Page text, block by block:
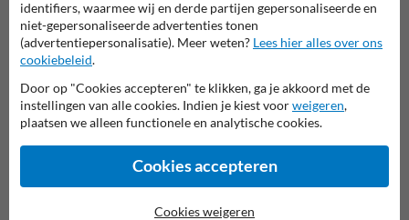
Neem contact op met onze productspecialist
Matthias!
We zijn vandaag tot 17.00 telefonisch bereikbaar voor
al je vragen over onze producten en diensten.
Chat met ons online
identifiers, waarmee wij en derde partijen gepersonaliseerde en
niet-gepersonaliseerde advertenties tonen
(advertentiepersonalisatie). Meer weten? Lees hier alles over ons
cookiebeleid.
Door op "Cookies accepteren" te klikken, ga je akkoord met de
instellingen van alle cookies. Indien je kiest voorweigeren,
plaatsen we alleen functionele en analytische cookies.
Cookies accepteren
Cookies weigeren